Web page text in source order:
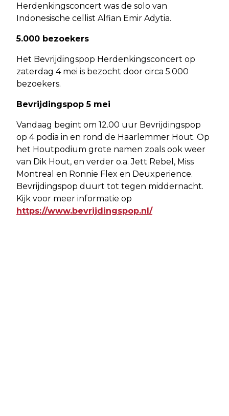
Herdenkingsconcert was de solo van
Indonesische cellist Alfian Emir Adytia.
5.000 bezoekers
Het Bevrijdingspop Herdenkingsconcert op
zaterdag 4 mei is bezocht door circa 5.000
bezoekers.
Bevrijdingspop 5 mei
Vandaag begint om 12.00 uur Bevrijdingspop
op 4 podia in en rond de Haarlemmer Hout. Op
het Houtpodium grote namen zoals ook weer
van Dik Hout, en verder o.a. Jett Rebel, Miss
Montreal en Ronnie Flex en Deuxperience.
Bevrijdingspop duurt tot tegen middernacht.
Kijk voor meer informatie op
https://www.bevrijdingspop.nl/